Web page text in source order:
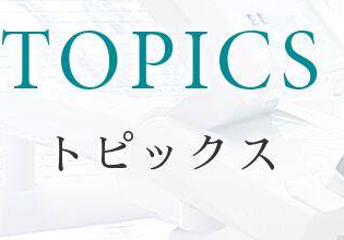
TOPICS
トピックス